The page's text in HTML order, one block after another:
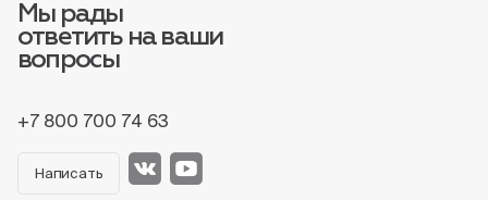
Мы рады
ответить на ваши
вопросы
+7 800 700 74 63
Написать